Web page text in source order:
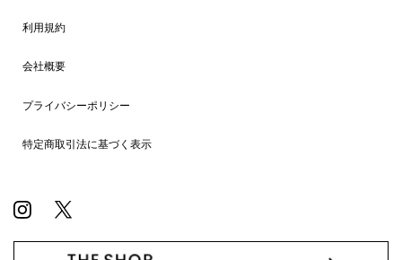
利用規約
会社概要
プライバシーポリシー
特定商取引法に基づく表示